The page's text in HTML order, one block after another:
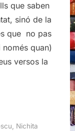
que saben
sinó de la
que no pas
quan)
versos la
Nichita